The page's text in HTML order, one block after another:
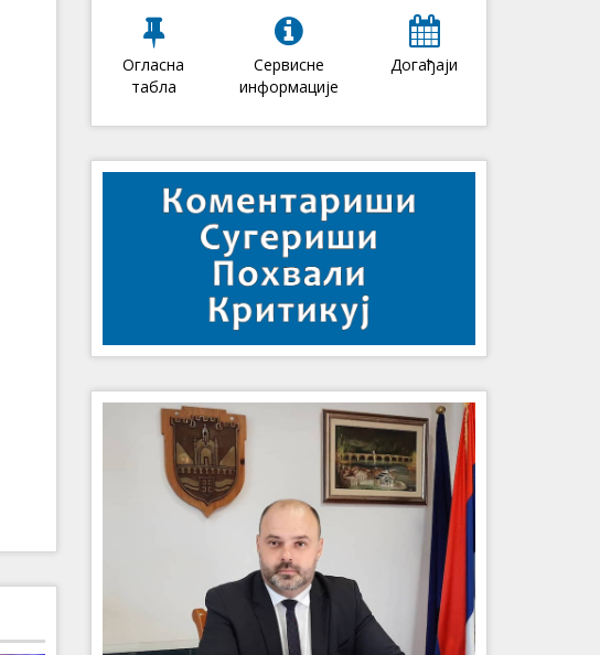
Огласна
табла
Сервисне
информације
Догађаји